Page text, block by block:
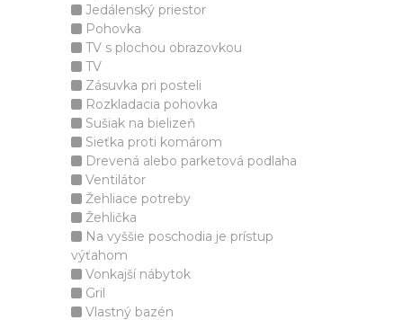
Jedálenský priestor
Pohovka
TV s plochou obrazovkou
TV
Zásuvka pri posteli
Rozkladacia pohovka
Sušiak na bielizeň
Sieťka proti komárom
Drevená alebo parketová podlaha
Ventilátor
Žehliace potreby
Žehlička
Na vyššie poschodia je prístup
výťahom
Vonkajší nábytok
Gril
Vlastný bazén